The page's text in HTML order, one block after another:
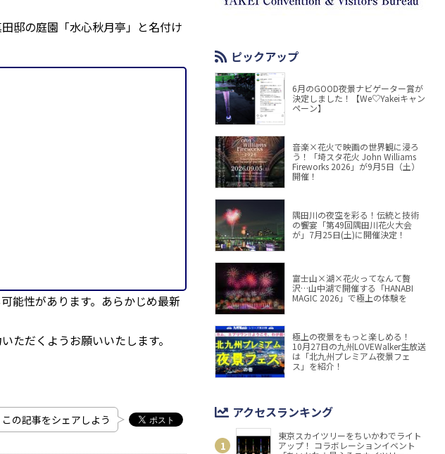
邸の庭園「水心秋月亭」と名付け
能性があります。あらかじめ最新
ただくようお願いいたします。
この記事をシェアしよう
ピックアップ
6月のGOOD夜景ナビゲーター賞が
決定しました！【We♡Yakeiキャン
ペーン】
音楽×花火で映画の世界観に浸ろ
う！「埼スタ花火 John Williams
Fireworks 2026」が9月5日（土）
開催！
隅田川の夜空を彩る！伝統と技術
の饗宴「第49回隅田川花火大会
が」7月25日(土)に開催決定！
富士山×湖×花火ってなんて贅
沢…山中湖で開催する「HANABI
MAGIC 2026」で極上の体験を
極上の夜景をもっと楽しめる！
10月27日の九州LOVEWalker生放送
は「北九州プレミアム夜景フェ
ス」を紹介！
アクセスランキング
東京スカイツリーをちいかわでライト
アップ！ コラボレーションイベント